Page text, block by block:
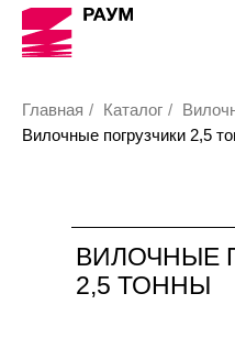
Главная / Каталог /
Вилочные погрузчики 2,5
ВИЛОЧНЫЕ
2,5 ТОННЫ